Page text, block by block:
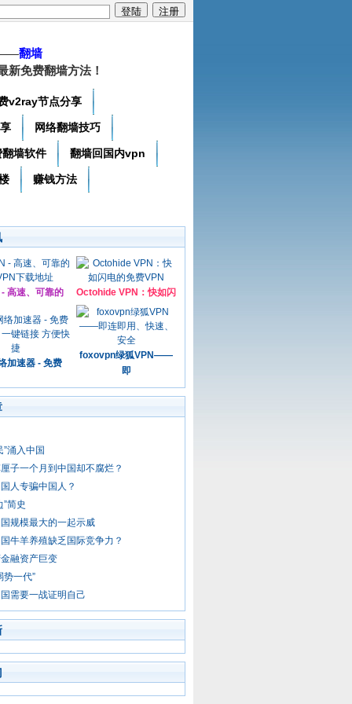
翻墙
新免费翻墙方法！
v2ray节点分享
网络翻墙技巧
翻墙软件 翻墙回国内vpn
赚钱方法
高速、可靠的 Octohide VPN：快如闪
加速器 - 免费
foxovpn绿狐VPN——
即
”涌入中国
子一个月到中国却不腐烂？
人专骗中国人？
”简史
规模最大的一起示威
牛羊养殖缺乏国际竞争力？
融资产巨变
势一代”
需要一战证明自己